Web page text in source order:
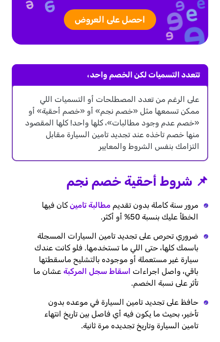
احصل على العروض
تتعدد التسميات لكن الخصم واحد،
على الرغم من تعدد المصطلحات أو التسميات اللي
ممكن تسمعها مثل «خصم نجم» أو «خصم أحقية» أو
«خصم عدم وجود مطالبات»، كلها واحد!كلها المقصود
منها خصم تاخذه عند تجديد تامين السيارة مقابل
التزامك بنفس الشروط والمعايير
📌 شروط أحقية خصم نجم
مرور سنة كاملة بدون تقديممطالبة تامين كان فيها
الخطأ عليك بنسبة 50% أو أكثر.
ضروري تحرص على تجديد تامين السيارات المسجلة
باسمك كلها، حتى اللي ما تستخدمها. فلو كانت عندك
سيارة غير مستعملة أو موجوده بالتشليح ماسقطتها
باقي، واصل اجراءات اسقاط سجل المركبة عشان ما
تأثر على نسبة الخصم.
حافظ على تجديد تامين السيارة في موعده بدون
تأخير، بحيث ما يكون فيه أي فاصل بين تاريخ انتهاء
تامين السيارة وتاريخ تجديده مرة ثانية.